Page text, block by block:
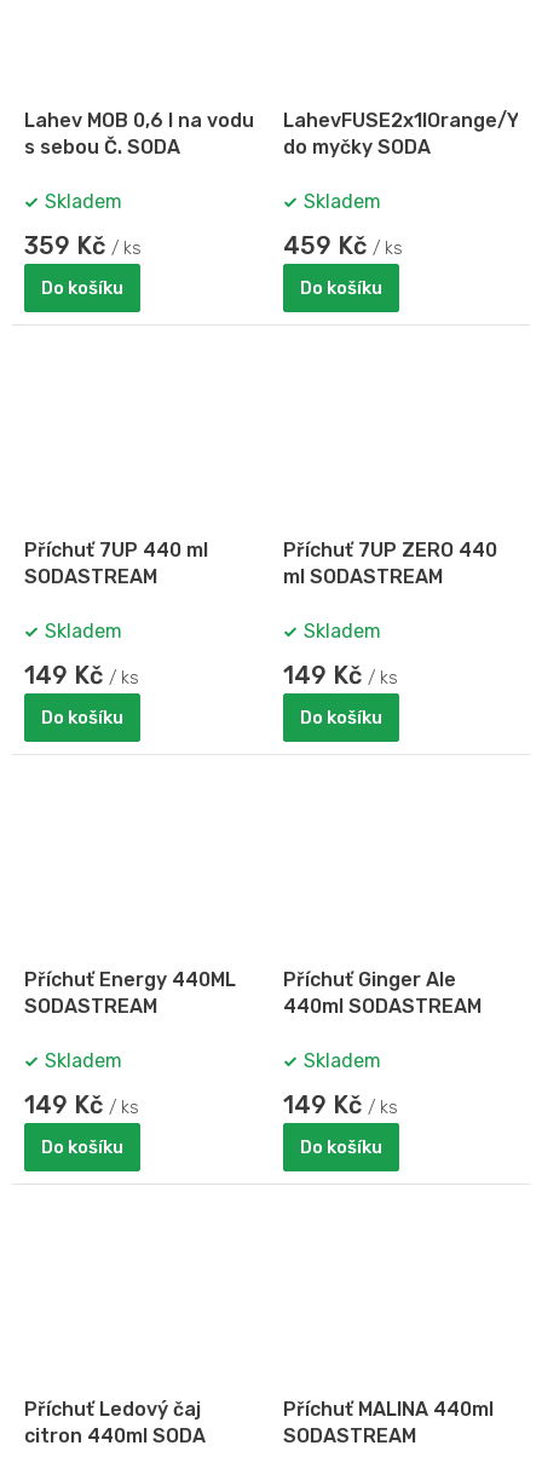
Lahev MOB 0,6 l na vodu
s sebou Č. SODA
Skladem
359 Kč / ks
Do košíku
LahevFUSE2x1lOrange/
do myčky SODA
Skladem
459 Kč / ks
Do košíku
Příchuť 7UP 440 ml
SODASTREAM
Skladem
149 Kč / ks
Do košíku
Příchuť 7UP ZERO 440
ml SODASTREAM
Skladem
149 Kč / ks
Do košíku
Příchuť Energy 440ML
SODASTREAM
Skladem
149 Kč / ks
Do košíku
Příchuť Ginger Ale
440ml SODASTREAM
Skladem
149 Kč / ks
Do košíku
Příchuť Ledový čaj
citron 440ml SODA
Příchuť MALINA 440ml
SODASTREAM